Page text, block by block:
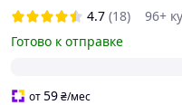
4.7 (18)
96+
Готово к отправке
от59₴/мес